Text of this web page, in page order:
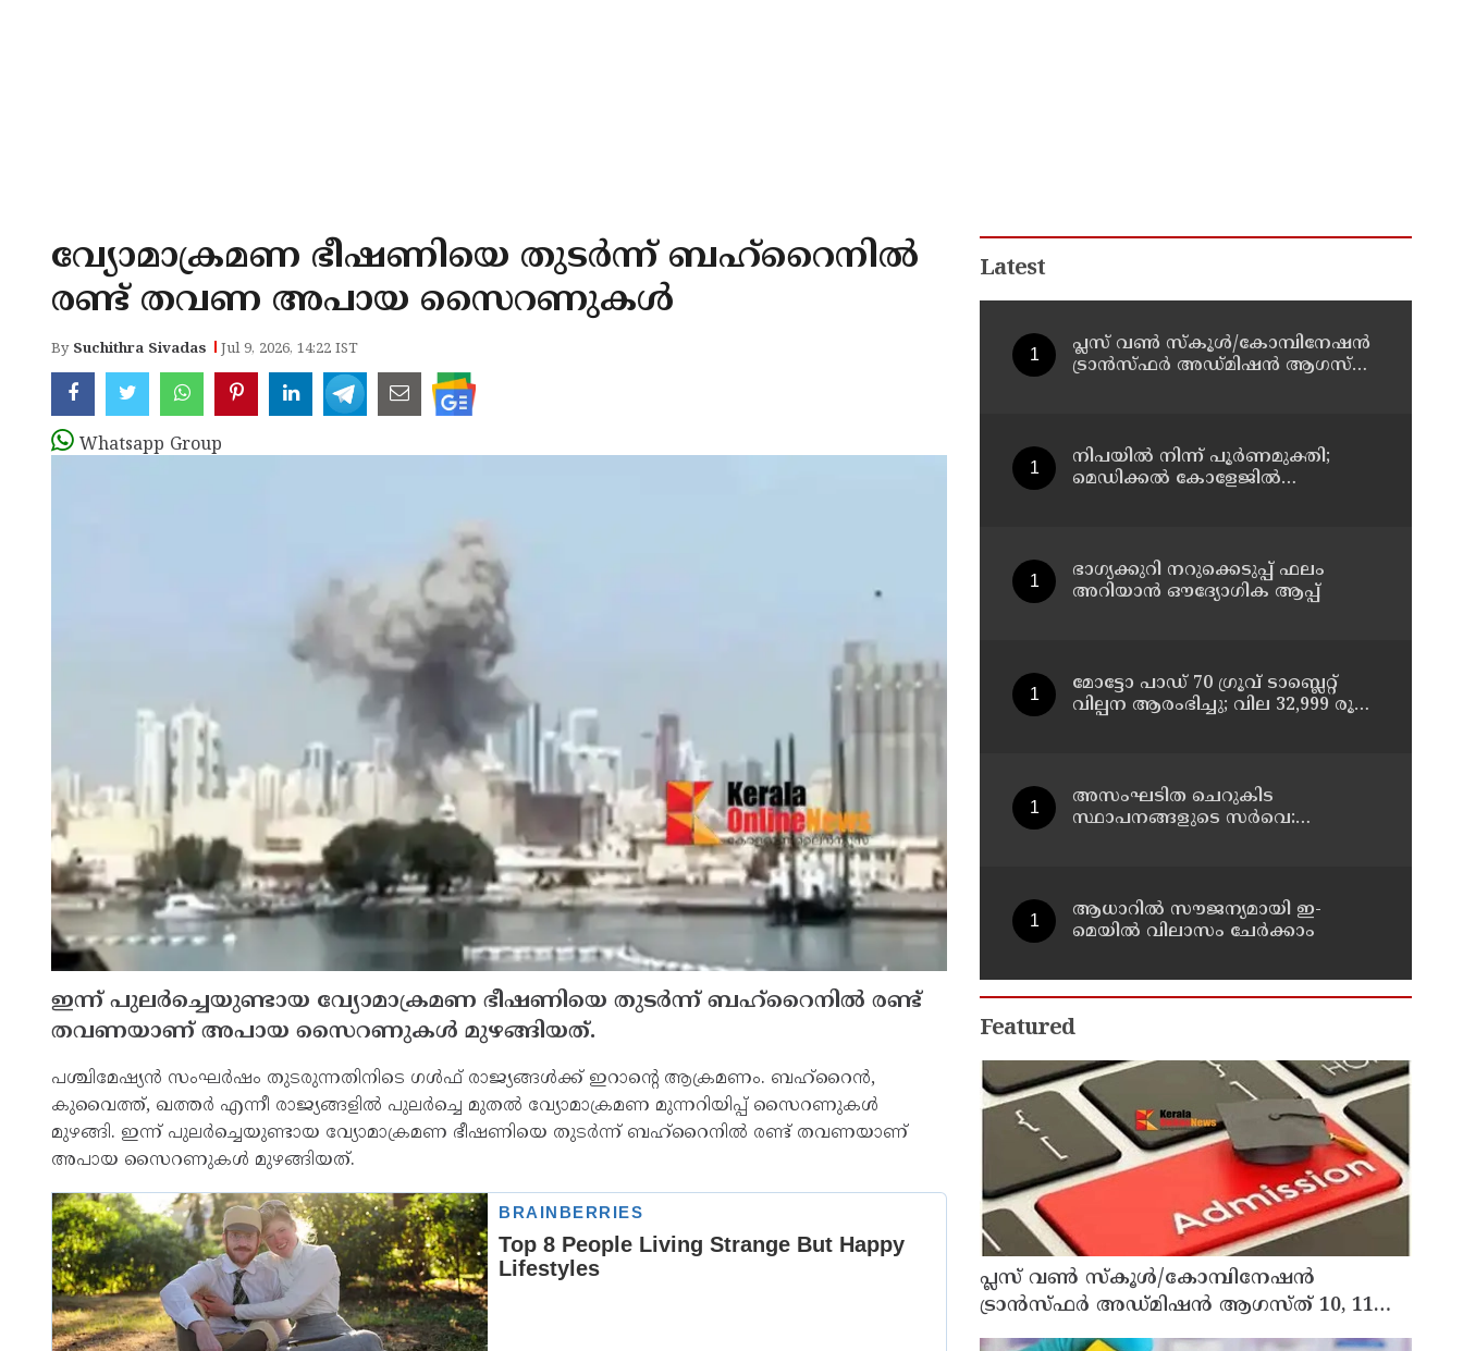
വ്യോമാക്രമണ ഭീഷണിയെ തുടര്‍ന്ന് ബഹ്‌റൈനില്‍
രണ്ട് തവണ അപായ സൈറണുകള്‍
By Suchithra Sivadas Jul 9, 2026, 14:22 IST
Whatsapp Group
ഇന്ന് പുലര്‍ച്ചെയുണ്ടായ വ്യോമാക്രമണ ഭീഷണിയെ തുടര്‍ന്ന് ബഹ്‌റൈനില്‍ രണ്ട്
തവണയാണ് അപായ സൈറണുകള്‍ മുഴങ്ങിയത്.
പശ്ചിമേഷ്യന്‍ സംഘര്‍ഷം തുടരുന്നതിനിടെ ഗള്‍ഫ് രാജ്യങ്ങള്‍ക്ക് ഇറാന്റെ ആക്രമണം. ബഹ്‌റൈന്‍,
കുവൈത്ത്, ഖത്തര്‍ എന്നീ രാജ്യങ്ങളില്‍ പുലര്‍ച്ചെ മുതല്‍ വ്യോമാക്രമണ മുന്നറിയിപ്പ് സൈറണുകള്‍
മുഴങ്ങി. ഇന്ന് പുലര്‍ച്ചെയുണ്ടായ വ്യോമാക്രമണ ഭീഷണിയെ തുടര്‍ന്ന് ബഹ്‌റൈനില്‍ രണ്ട് തവണയാണ്
അപായ സൈറണുകള്‍ മുഴങ്ങിയത്.
Latest
പ്ലസ് വൺ സ്‌കൂൾ/കോമ്പിനേഷൻ
ട്രാൻസ്ഫർ അഡ്മിഷൻ ആഗസ്ത്
നിപയിൽ നിന്ന് പൂർണമുക്തി;
മെഡിക്കൽ കോളേജിൽ
ഭാഗ്യക്കുറി നറുക്കെടുപ്പ് ഫലം
അറിയാൻ ഔദ്യോഗിക ആപ്പ്
മോട്ടോ പാഡ് 70 ഗ്രൂവ് ടാബ്ലെറ്റ്
വില്പന ആരംഭിച്ചു; വില 32,999 രൂപ
അസംഘടിത ചെറുകിട
സ്ഥാപനങ്ങളുടെ സർവെ:
ആധാറിൽ സൗജന്യമായി ഇ-
മെയിൽ വിലാസം ചേർക്കാം
Featured
പ്ലസ് വൺ സ്‌കൂൾ/കോമ്പിനേഷൻ
ട്രാൻസ്ഫർ അഡ്മിഷൻ ആഗസ്ത് 10, 11
തീയതികളിൽ